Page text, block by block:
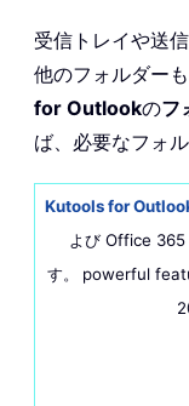
受信トレイや送
他のフォルダー
for Outlookのフ
ば、必要なフォ
Kutools for
よび Office 365
す。
powerful